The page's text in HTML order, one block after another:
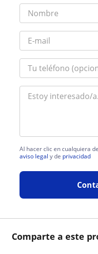
Comparte a este
Al hacer clic en cualquiera
aviso legal y de privacidad